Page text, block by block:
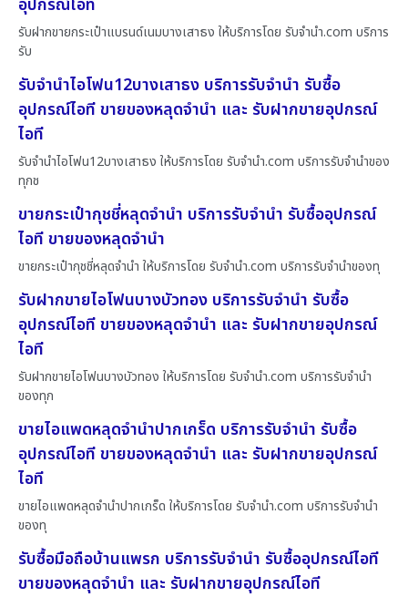
รับฝากขายกระเป๋าแบรนด์เนมบางเสาธง ให้บริการโดย รับจํานํา.com บริการ
รับ
รับจำนำไอโฟน12บางเสาธง บริการรับจำนำ รับซื้อ
อุปกรณ์ไอที ขายของหลุดจำนำ และ รับฝากขายอุปกรณ์
ไอที
รับจำนำไอโฟน12บางเสาธง ให้บริการโดย รับจํานํา.com บริการรับจำนำของ
ทุกช
ขายกระเป๋ากุชชี่หลุดจำนำ บริการรับจำนำ รับซื้ออุปกรณ์
ไอที ขายของหลุดจำนำ
ขายกระเป๋ากุชชี่หลุดจำนำ ให้บริการโดย รับจํานํา.com บริการรับจำนำของทุ
รับฝากขายไอโฟนบางบัวทอง บริการรับจำนำ รับซื้อ
อุปกรณ์ไอที ขายของหลุดจำนำ และ รับฝากขายอุปกรณ์
ไอที
รับฝากขายไอโฟนบางบัวทอง ให้บริการโดย รับจํานํา.com บริการรับจำนำ
ของทุก
ขายไอแพดหลุดจำนำปากเกร็ด บริการรับจำนำ รับซื้อ
อุปกรณ์ไอที ขายของหลุดจำนำ และ รับฝากขายอุปกรณ์
ไอที
ขายไอแพดหลุดจำนำปากเกร็ด ให้บริการโดย รับจํานํา.com บริการรับจำนำ
ของทุ
รับซื้อมือถือบ้านแพรก บริการรับจำนำ รับซื้ออุปกรณ์ไอที
ขายของหลุดจำนำ และ รับฝากขายอุปกรณ์ไอที